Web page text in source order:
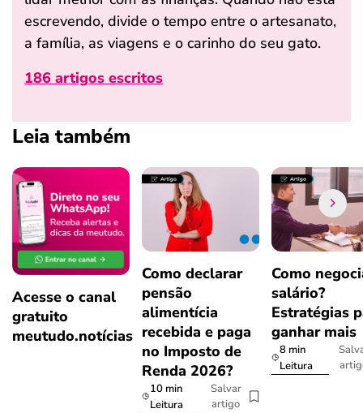
escrevendo, divide o tempo entre o artesanato,
a família, as viagens e o carinho do seu gato.
186 artigos escritos
Leia também
Acesse o canal
gratuito
meutudo.notícias
Como declarar
pensão
alimentícia
recebida e paga
no Imposto de
Renda 2026?
10 min
Leitura
Salvar
artigo
Como
salário?
Estratégias
ganhar mais
8 min
Leitura